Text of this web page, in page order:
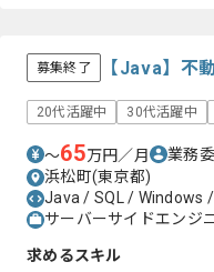
募集終了 【Java】不
20代活躍中 30代活躍中
〜65万円／月 業務
浜松町(東京都)
Java / SQL / Windows
サーバーサイドエンジ
求めるスキル